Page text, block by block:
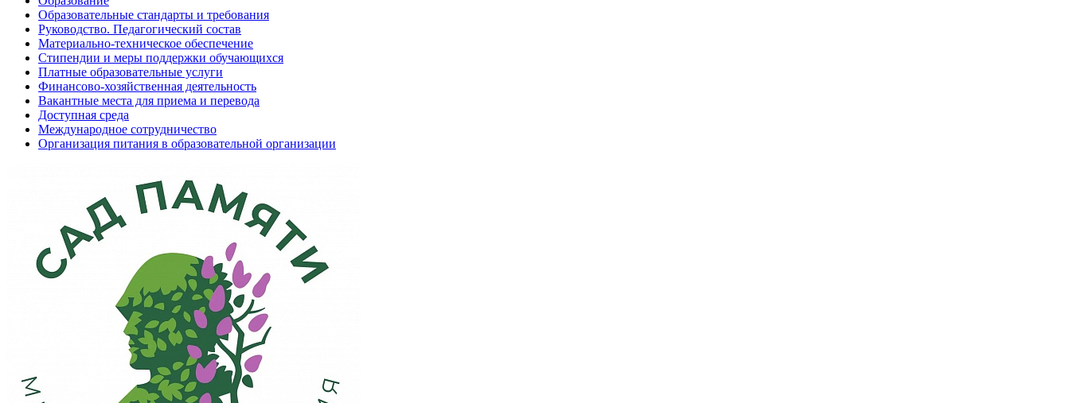
Образовательные стандарты и требования
Руководство. Педагогический состав
Материально-техническое обеспечение
Стипендии и меры поддержки обучающихся
Платные образовательные услуги
Финансово-хозяйственная деятельность
Вакантные места для приема и перевода
Доступная среда
Международное сотрудничество
Организация питания в образовательной организации